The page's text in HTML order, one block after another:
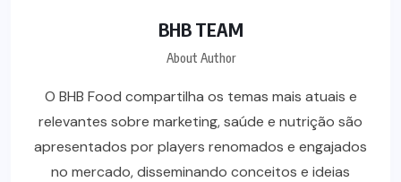
BHB TEAM
About Author
O BHB Food compartilha os temas mais atuais e
relevantes sobre marketing, saúde e nutrição são
apresentados por players renomados e engajados
no mercado, disseminando conceitos e ideias